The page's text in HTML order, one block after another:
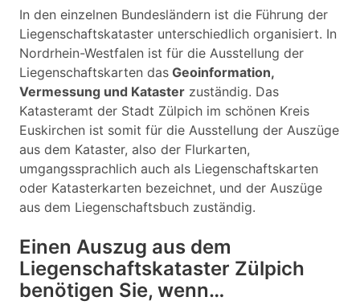
In den einzelnen Bundesländern ist die Führung der
Liegenschaftskataster unterschiedlich organisiert. In
Nordrhein-Westfalen ist für die Ausstellung der
Liegenschaftskarten das Geoinformation,
Vermessung und Kataster zuständig. Das
Katasteramt der Stadt Zülpich im schönen Kreis
Euskirchen ist somit für die Ausstellung der Auszüge
aus dem Kataster, also der Flurkarten,
umgangssprachlich auch als Liegenschaftskarten
oder Katasterkarten bezeichnet, und der Auszüge
aus dem Liegenschaftsbuch zuständig.
Einen Auszug aus dem
Liegenschaftskataster Zülpich
benötigen Sie, wenn…